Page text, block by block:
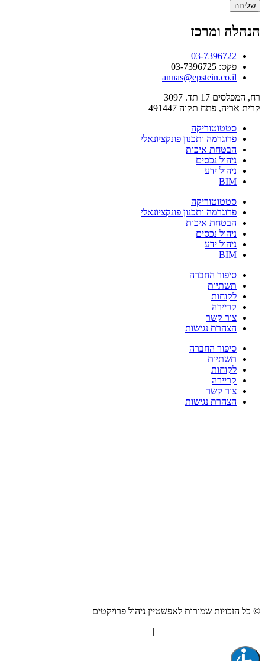
שליחה
הנהלה ומרכז
03-7396722
פקס: 03-7396725
annas@epstein.co.il
רח, המפלסים 17 תד. 3097
קרית אריה, פתח תקוה 491447
סטטוטוריקה
פרוגרמה ותכנון פונקציונאלי
הבטחת איכות
ניהול נכסים
ניהול ידע
BIM
סטטוטוריקה
פרוגרמה ותכנון פונקציונאלי
הבטחת איכות
ניהול נכסים
ניהול ידע
BIM
סיפור החברה
תשתיות
לקוחות
קריירה
צור קשר
הצהרת נגישות
סיפור החברה
תשתיות
לקוחות
קריירה
צור קשר
הצהרת נגישות
© כל הזכויות שמורות לאפשטיין ניהול פרויקטים
|